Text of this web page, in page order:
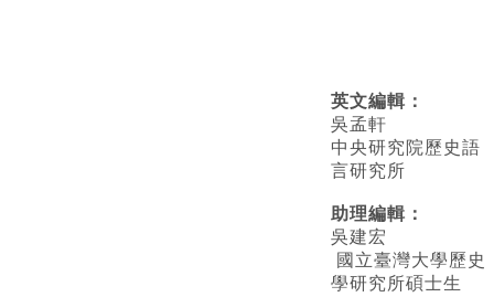
英文編輯 ：
吳孟軒
中央研究院歷史語
言研究所
助理編輯：
吳建宏
國立臺灣大學歷史
學研究所碩士生